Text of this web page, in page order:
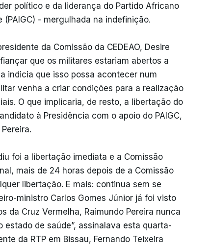
político e da liderança do Partido Africano
- mergulhada na indefinição.
da Comissão da CEDEAO, Desire
que os militares estariam abertos a
indicia que isso possa acontecer num
venha a criar condições para a realização
O que implicaria, de resto, a libertação do
à Presidência com o apoio do PAIGC,
foi a libertação imediata e a Comissão
mais de 24 horas depois de a Comissão
libertação. E mais: continua sem se
ministro Carlos Gomes Júnior já foi visto
da Cruz Vermelha, Raimundo Pereira nunca
de saúde”, assinalava esta quarta-
da RTP em Bissau, Fernando Teixeira